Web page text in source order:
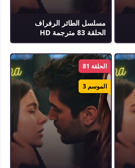
مسلسل الطائر الرفراف
الحلقة 83 مترجمة HD
الحلقة 81
الموسم 3